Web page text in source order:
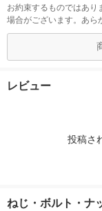
お約束するものではあり
場合がございます。あら
レビュー
投稿さ
ねじ・ボルト・ナ